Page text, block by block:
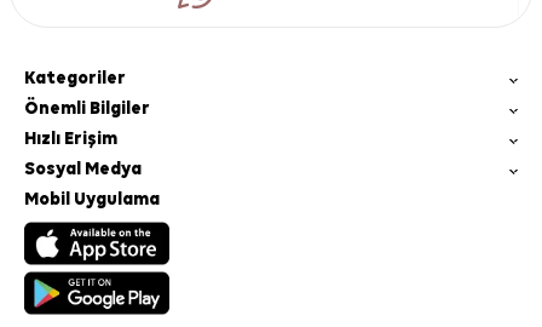
Kategoriler
Önemli Bilgiler
Hızlı Erişim
Sosyal Medya
Mobil Uygulama